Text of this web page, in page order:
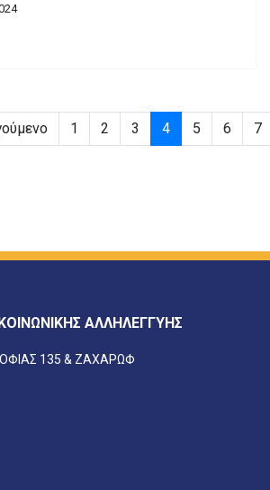
1 2 3 4 5 6 7
ΑΛΛΗΛΕΓΓΥΗΣ
135 & ΖΑΧΑΡΩΦ